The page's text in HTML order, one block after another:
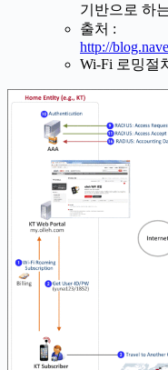
기반으로 하
출처 :
http://
Wi-Fi 로밍절